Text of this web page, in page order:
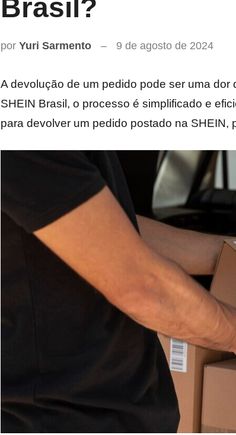
Brasil?
por Yuri Sarmento 9 de agosto de 2024
A devolução de um pedido pode ser uma
SHEIN Brasil, o processo é simplificado e
para devolver um pedido postado na